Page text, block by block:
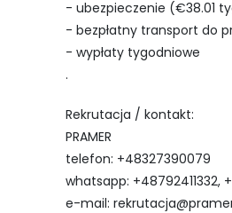
- ubezpieczenie (€38.01
- bezpłatny transport do
- wypłaty tygodniowe
.
Rekrutacja / kontakt:
PRAMER
telefon: ‪+48327390079‬
whatsapp: +48792411332,
e-mail: